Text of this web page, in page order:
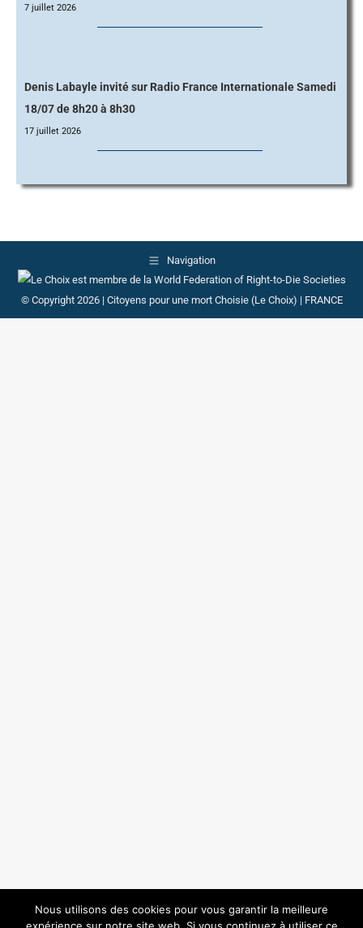
7 juillet 2026
Denis Labayle invité sur Radio France Internationale Samedi
18/07 de 8h20 à 8h30
17 juillet 2026
Navigation
© Copyright 2026 | Citoyens pour une mort Choisie (Le Choix) | FRANCE
Nous utilisons des cookies pour vous garantir la meilleure